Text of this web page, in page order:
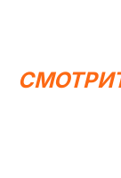
является публичной
положениями Статьи